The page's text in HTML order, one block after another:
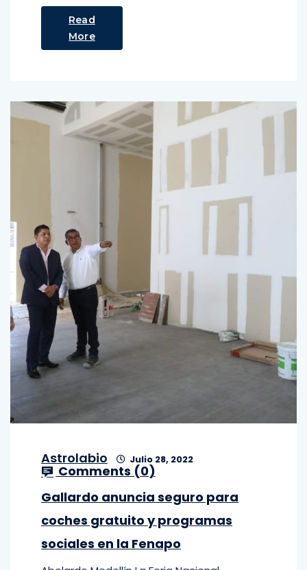
Read
More
Astrolabio Julio 28, 2022
Comments (0)
Gallardo anuncia seguro para
coches gratuito y programas
sociales en la Fenapo